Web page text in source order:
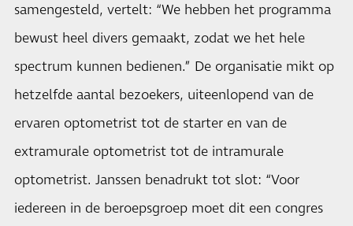
samengesteld, vertelt: “We hebben het programma
bewust heel divers gemaakt, zodat we het hele
spectrum kunnen bedienen.” De organisatie mikt op
hetzelfde aantal bezoekers, uiteenlopend van de
ervaren optometrist tot de starter en van de
extramurale optometrist tot de intramurale
optometrist. Janssen benadrukt tot slot: “Voor
iedereen in de beroepsgroep moet dit een congres